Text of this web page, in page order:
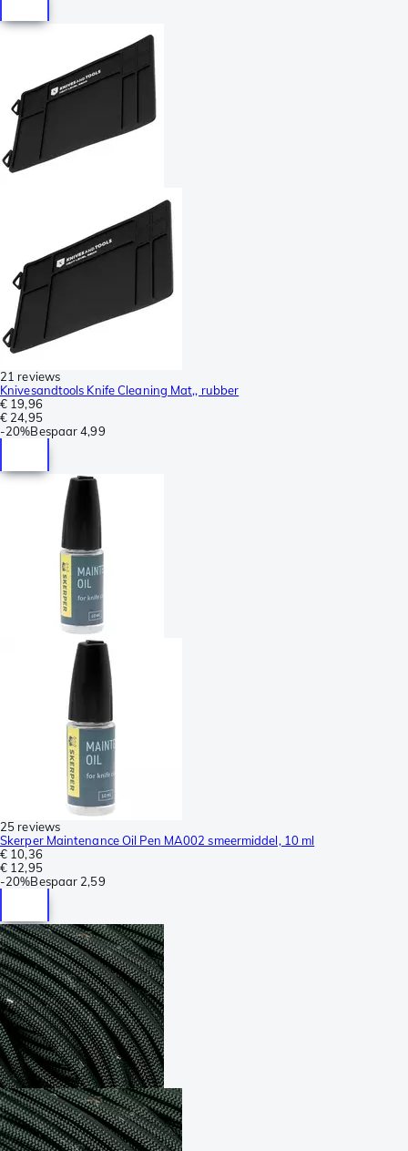
21 reviews
Knivesandtools Knife Cleaning Mat,, rubber
€ 19,96
€ 24,95
-20%Bespaar 4,99
25 reviews
Skerper Maintenance Oil Pen MA002 smeermiddel, 10 ml
€ 10,36
€ 12,95
-20%Bespaar 2,59